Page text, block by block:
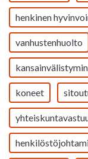
henkinen
vanhustenhuolto
koneet